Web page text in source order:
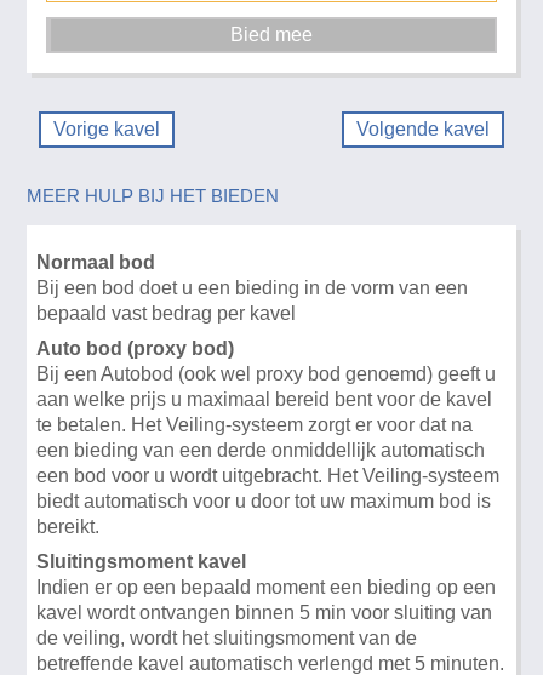
Vorige kavel Volgende kavel
MEER HULP BIJ HET BIEDEN
Normaal bod
Bij een bod doet u een bieding in de vorm van een
bepaald vast bedrag per kavel
Auto bod (proxy bod)
Bij een Autobod (ook wel proxy bod genoemd) geeft u
aan welke prijs u maximaal bereid bent voor de kavel
te betalen. Het Veiling-systeem zorgt er voor dat na
een bieding van een derde onmiddellijk automatisch
een bod voor u wordt uitgebracht. Het Veiling-systeem
biedt automatisch voor u door tot uw maximum bod is
bereikt.
Sluitingsmoment kavel
Indien er op een bepaald moment een bieding op een
kavel wordt ontvangen binnen 5 min voor sluiting van
de veiling, wordt het sluitingsmoment van de
betreffende kavel automatisch verlengd met 5 minuten.